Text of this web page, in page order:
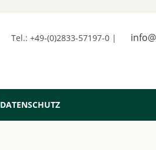
Tel.: +49-(0)2833-57197-0 |
DATENSCHUTZ